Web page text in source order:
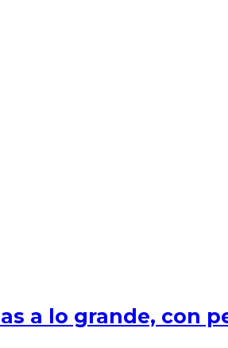
a lo grande, con